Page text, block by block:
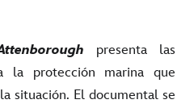
presenta las
la protección marina que
situación. El documental se